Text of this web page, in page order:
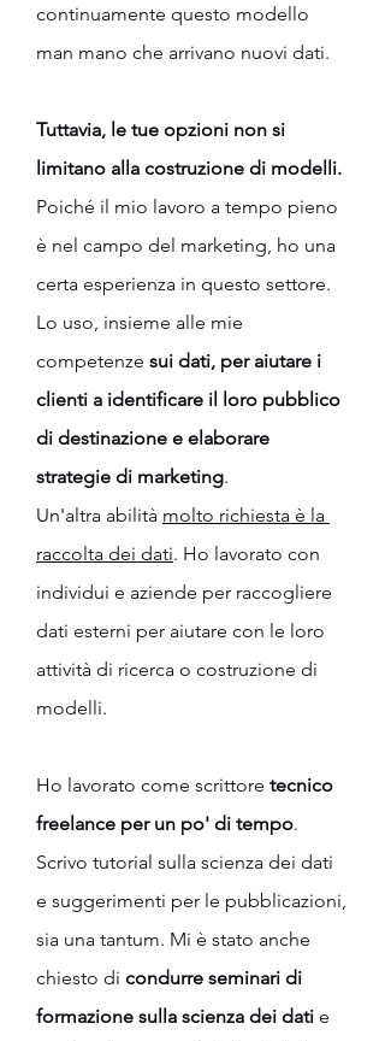
continuamente questo modello
man mano che arrivano nuovi dati.
Tuttavia, le tue opzioni non si
limitano alla costruzione di modelli.
Poiché il mio lavoro a tempo pieno
è nel campo del marketing, ho una
certa esperienza in questo settore.
Lo uso, insieme alle mie
competenze sui dati, per aiutare i
clienti a identificare il loro pubblico
di destinazione e elaborare
strategie di marketing.
Un'altra abilità molto richiesta è la
raccolta dei dati. Ho lavorato con
individui e aziende per raccogliere
dati esterni per aiutare con le loro
attività di ricerca o costruzione di
modelli.
Ho lavorato come scrittore tecnico
freelance per un po' di tempo.
Scrivo tutorial sulla scienza dei dati
e suggerimenti per le pubblicazioni,
sia una tantum. Mi è stato anche
chiesto di condurre seminari di
formazione sulla scienza dei dati e